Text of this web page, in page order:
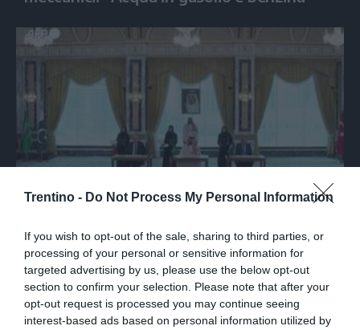
Trentino - Do Not Process My Personal Information
If you wish to opt-out of the sale, sharing to third parties, or
processing of your personal or sensitive information for
targeted advertising by us, please use the below opt-out
section to confirm your selection. Please note that after your
opt-out request is processed you may continue seeing
interest-based ads based on personal information utilized by
MONDO
Firmato patto sulla difesa tra Turchia,
Arabia Saudita e Pakistan